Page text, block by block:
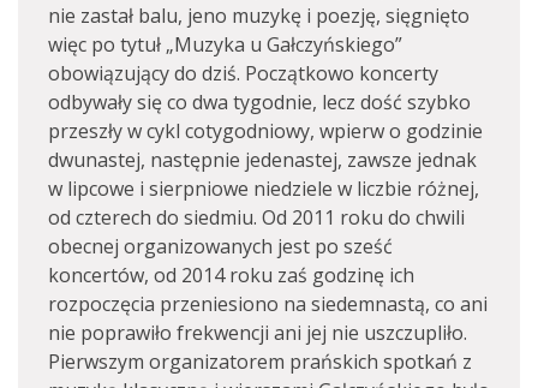
nie zastał balu, jeno muzykę i poezję, sięgnięto
więc po tytuł „Muzyka u Gałczyńskiego”
obowiązujący do dziś. Początkowo koncerty
odbywały się co dwa tygodnie, lecz dość szybko
przeszły w cykl cotygodniowy, wpierw o godzinie
dwunastej, następnie jedenastej, zawsze jednak
w lipcowe i sierpniowe niedziele w liczbie różnej,
od czterech do siedmiu. Od 2011 roku do chwili
obecnej organizowanych jest po sześć
koncertów, od 2014 roku zaś godzinę ich
rozpoczęcia przeniesiono na siedemnastą, co ani
nie poprawiło frekwencji ani jej nie uszczupliło.
Pierwszym organizatorem prańskich spotkań z